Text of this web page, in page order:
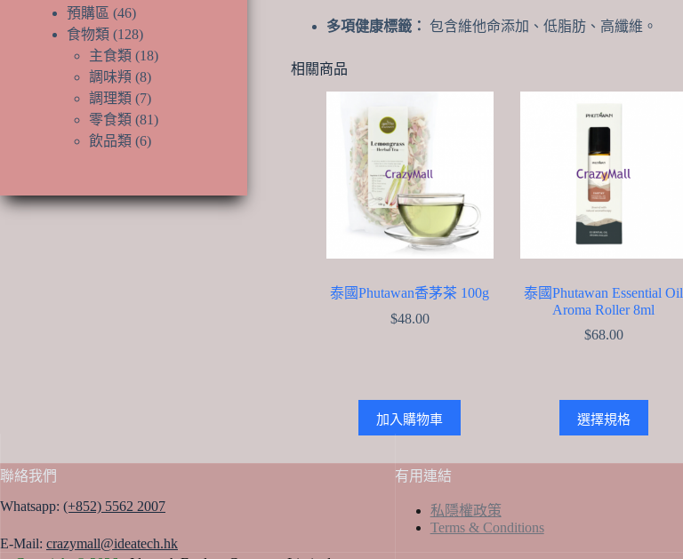
多項健康標籤： 包含維他命添加、低脂肪、高纖維。
相關商品
泰國Phutawan香茅茶 100g
$48.00
加入購物車
泰國Phutawan Essential Oil
Aroma Roller 8ml
$68.00
選擇規格
product
has
產
品
預購區 4646
個
產
品
食物類 128128
個
產
品
主食類 1818
品
調味頖 88
個
產
品
調理類 77
個
產
零食類 8181
飲品類 66
品
聯絡我們
Whatsapp: (+852) 5562 2007
E-Mail: crazymall@ideatech.hk
有用連結
私隱權政策
Terms & Conditions